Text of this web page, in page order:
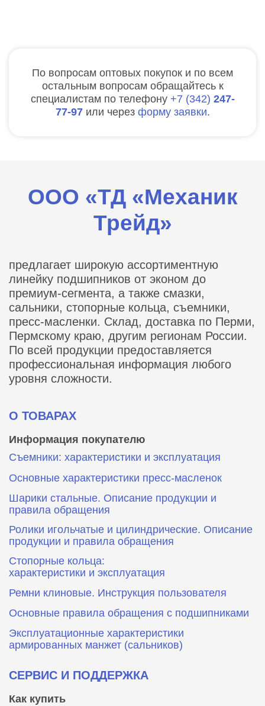
По вопросам оптовых покупок и по всем
остальным вопросам обращайтесь к
специалистам по телефону
7 342 247-
77-97 или через форму заявки.
ООО «ТД «Механик
Трейд»
предлагает широкую ассортиментную
линейку подшипников от эконом до
премиум-сегмента, а также смазки,
сальники, стопорные кольца, съемники,
пресс-масленки. Склад, доставка по Перми,
Пермскому краю, другим регионам России.
По всей продукции предоставляется
профессиональная информация любого
уровня сложности.
О ТОВАРАХ
Информация покупателю
Съемники: характеристики и эксплуатация
Основные характеристики пресс‑масленок
Шарики стальные. Описание продукции и
правила обращения
Ролики игольчатые и цилиндрические. Описание
продукции и правила обращения
Стопорные кольца:
характеристики и эксплуатация
Ремни клиновые. Инструкция пользователя
Основные правила обращения с подшипниками
Эксплуатационные характеристики
армированных манжет (сальников)
СЕРВИС И ПОДДЕРЖКА
Как купить